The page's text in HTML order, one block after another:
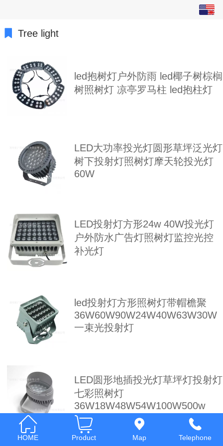
日本語
ພາສາລາວ
ภาษาไทย
Italia
Tree light
led抱树灯户外防雨 led椰子树棕榈
树照树灯 凉亭罗马柱 led抱柱灯
LED大功率投光灯圆形草坪泛光灯
树下投射灯照树灯摩天轮投光灯
60W
LED投射灯方形24w 40W投光灯
户外防水广告灯照树灯监控光控
补光灯
led投射灯方形照树灯带帽檐聚
36W60W90W24W40W63W30W
一束光投射灯
LED圆形地插投光灯草坪灯投射灯
七彩照树灯
36W18W48W54W100W500w
HOME Product Map Telephone